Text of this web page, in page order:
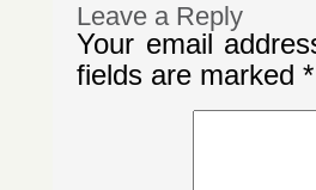
Leave a Reply
Your email
fields are marked *